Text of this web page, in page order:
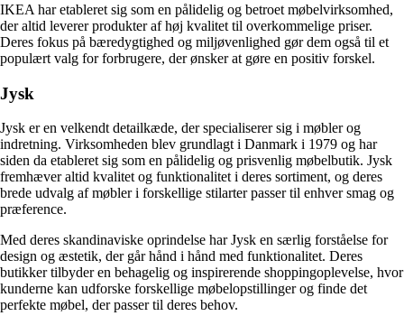
IKEA har etableret sig som en pålidelig og betroet møbelvirksomhed,
der altid leverer produkter af høj kvalitet til overkommelige priser.
Deres fokus på bæredygtighed og miljøvenlighed gør dem også til et
populært valg for forbrugere, der ønsker at gøre en positiv forskel.
Jysk
Jysk er en velkendt detailkæde, der specialiserer sig i møbler og
indretning. Virksomheden blev grundlagt i Danmark i 1979 og har
siden da etableret sig som en pålidelig og prisvenlig møbelbutik. Jysk
fremhæver altid kvalitet og funktionalitet i deres sortiment, og deres
brede udvalg af møbler i forskellige stilarter passer til enhver smag og
præference.
Med deres skandinaviske oprindelse har Jysk en særlig forståelse for
design og æstetik, der går hånd i hånd med funktionalitet. Deres
butikker tilbyder en behagelig og inspirerende shoppingoplevelse, hvor
kunderne kan udforske forskellige møbelopstillinger og finde det
perfekte møbel, der passer til deres behov.